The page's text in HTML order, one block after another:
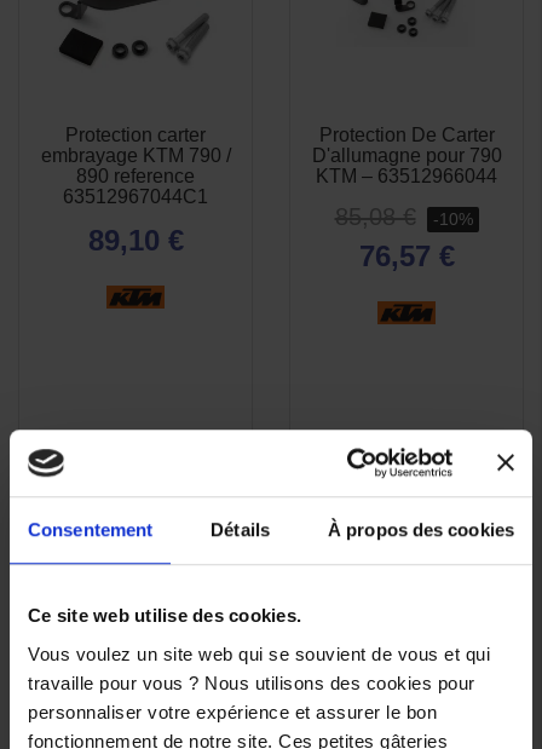
Consentement Détails À propos des cookies
Ce site web utilise des cookies.
Vous voulez un site web qui se souvient de vous et qui
travaille pour vous ? Nous utilisons des cookies pour
personnaliser votre expérience et assurer le bon
fonctionnement de notre site. Ces petites gâteries
Protection carter
embrayage KTM 790 /
890 reference
63512967044C1
89,10 €
Protection De Carter
D'allumagne pour 790
KTM – 63512966044
85,08 € -10%
76,57 €
APERÇU
RAPIDE
APERÇU
RAPIDE